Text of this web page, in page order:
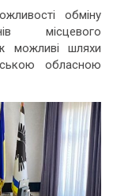
обміну
місцевого
можливі шляхи
обласною